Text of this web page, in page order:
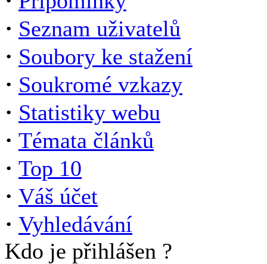
· Seznam uživatelů
· Soubory ke stažení
· Soukromé vzkazy
· Statistiky webu
· Témata článků
· Top 10
· Váš účet
· Vyhledávání
Kdo je přihlášen ?